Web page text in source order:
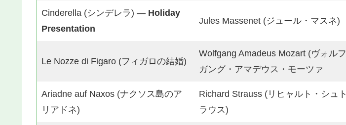
Cinderella (シンデレラ) — Holiday
Presentation
Jules Massenet (ジュール・マスネ)
Le Nozze di Figaro (フィガロの結婚)
Wolfgang Amadeus Mozart (ヴォルフ
ガング・アマデウス・モーツァ
Ariadne auf Naxos (ナクソス島のア
リアドネ)
Richard Strauss (リヒャルト・シュト
ラウス)